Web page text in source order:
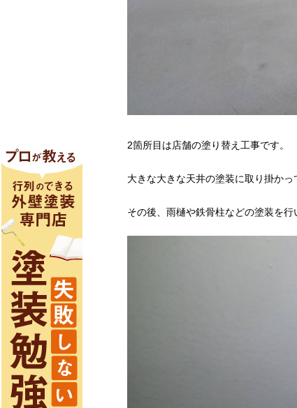
2箇所目は店舗の塗り替え工事です。
大きな大きな天井の塗装に取り掛かっ
その後、雨樋や鉄骨柱などの塗装を行